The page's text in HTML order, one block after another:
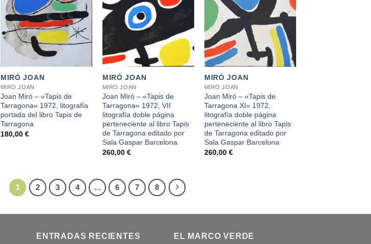
MIRÓ JOAN
MIRÓ JOAN
Joan Miró – «Tapis de
Tarragona» 1972, litografía
portada del libro Tapis de
Tarragona
180,00 €
+
MIRÓ JOAN
MIRÓ JOAN
Joan Miró – «Tapis de
Tarragona» 1972, VII
litografía doble página
perteneciente al libro Tapis
de Tarragona editado por
Sala Gaspar Barcelona
260,00 €
+
MIRÓ JOAN
MIRÓ JOAN
Joan Miró – «Tapis de
Tarragona XI» 1972,
litografía doble página
perteneciente al libro Tapis
de Tarragona editado por
Sala Gaspar Barcelona
260,00 €
1 2 3 4 … 6 7 8
ENTRADAS RECIENTES EL MARCO VERDE